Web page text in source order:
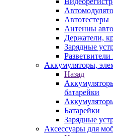
Автотестеры
Антенны
Держатели,
Зарядные
Аккумуляторы,
Назад
батарейки
Батарейки
Зарядные
Аксессуары для